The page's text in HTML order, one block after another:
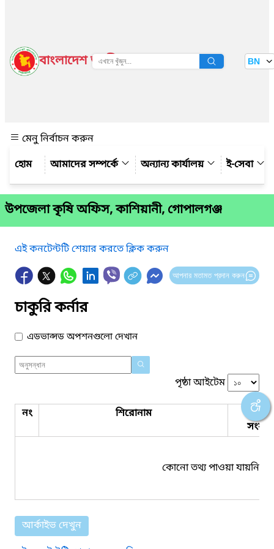
বাংলাদেশ জাতীয় তথ্য বাতায়ন BN
মেনু নির্বাচন করুন
আমাদের সম্পর্কে
অন্যান্য কার্যালয় ই-সেবা
উপজেলা কৃষি অফিস, কাশিয়ানী, গোপালগঞ্জ
এই কনটেন্টটি শেয়ার করতে ক্লিক করুন
আপনার মতামত প্রদান করুন
চাকুরি কর্নার
এডভান্সড অপশনগুলো দেখান
পৃষ্ঠা আইটেম
নং শিরোনাম
কোনো তথ্য পাওয়া যায়নি।
আর্কাইভ দেখুন